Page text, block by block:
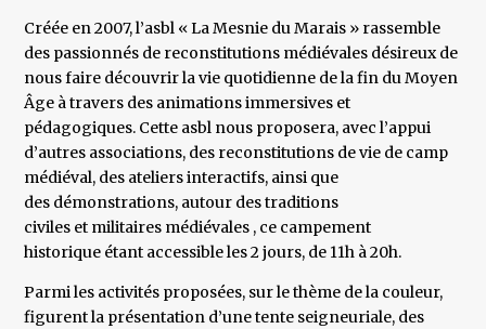
Créée en 2007, l’asbl « La Mesnie du Marais » rassemble
des passionnés de reconstitutions médiévales désireux de
nous faire découvrir la vie quotidienne de la fin du Moyen
Âge à travers des animations immersives et
pédagogiques. Cette asbl nous proposera, avec l’appui
d’autres associations, des reconstitutions de vie de camp
médiéval, des ateliers interactifs, ainsi que
des démonstrations, autour des traditions
civiles et militaires médiévales , ce campement
historique étant accessible les 2 jours, de 11h à 20h.
Parmi les activités proposées, sur le thème de la couleur,
figurent la présentation d’une tente seigneuriale, des